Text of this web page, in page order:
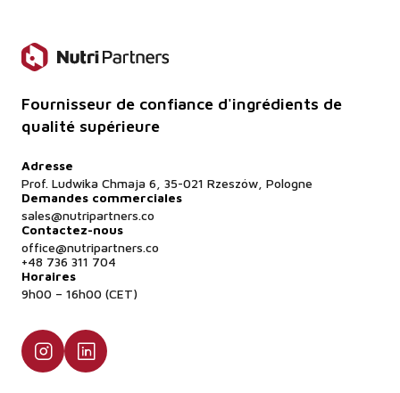
Fournisseur de confiance d'ingrédients de
qualité supérieure
Adresse
Prof. Ludwika Chmaja 6, 35-021 Rzeszów, Pologne
Demandes commerciales
sales@nutripartners.co
Contactez-nous
office@nutripartners.co
+48 736 311 704
Horaires
9h00 – 16h00 (CET)